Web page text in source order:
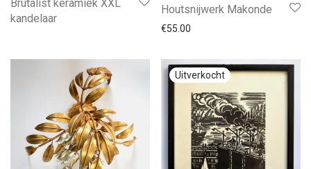
Brutalist keramiek XXL
kandelaar
Houtsnijwerk Makonde
€55.00